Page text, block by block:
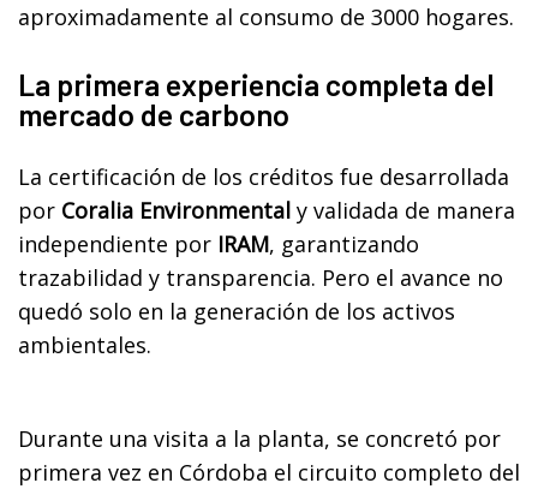
aproximadamente al consumo de 3000 hogares.
La primera experiencia completa del
mercado de carbono
La certificación de los créditos fue desarrollada
por Coralia Environmental y validada de manera
independiente por IRAM, garantizando
trazabilidad y transparencia. Pero el avance no
quedó solo en la generación de los activos
ambientales.
Durante una visita a la planta, se concretó por
primera vez en Córdoba el circuito completo del